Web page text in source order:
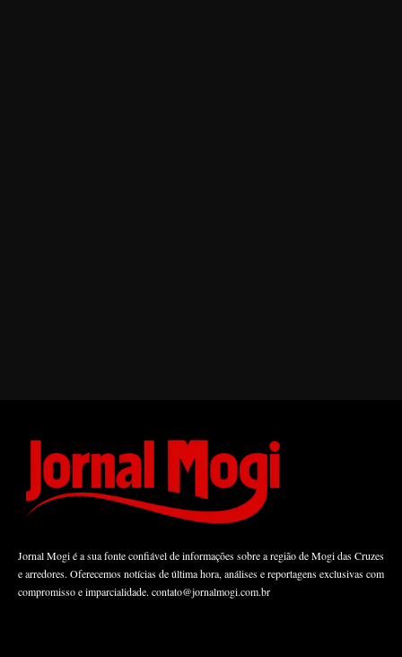
Jornal Mogi é a sua fonte confiável de informações sobre a região de Mogi das Cruzes
e arredores. Oferecemos notícias de última hora, análises e reportagens exclusivas com
compromisso e imparcialidade. contato@jornalmogi.com.br